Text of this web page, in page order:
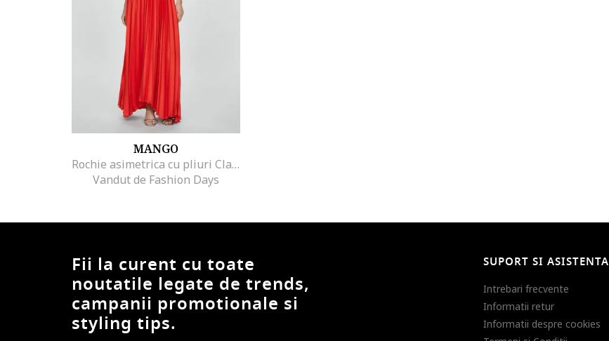
MANGO
Rochie asimetrica cu pliuri Claudi, Rosu
Vandut de Fashion Days
Fii la curent cu toate
noutatile legate de trends,
campanii promotionale si
styling tips.
SUPORT SI ASISTENTA
Intrebari frecvente
Informatii retur
Informatii despre cookies